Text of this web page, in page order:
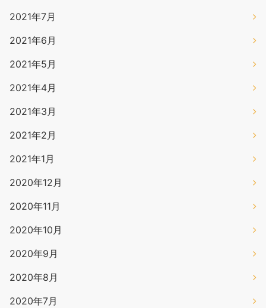
2021年7月
2021年6月
2021年5月
2021年4月
2021年3月
2021年2月
2021年1月
2020年12月
2020年11月
2020年10月
2020年9月
2020年8月
2020年7月